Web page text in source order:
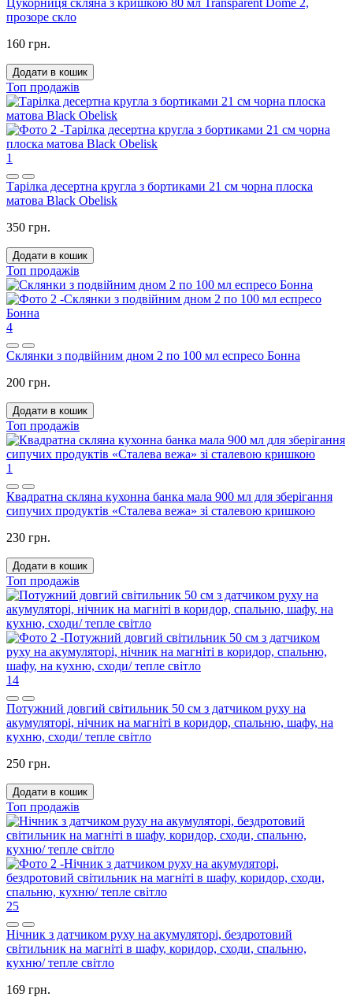
прозоре скло
160 грн.
Додати в кошик
Топ продажів
1
Тарілка десертна кругла з бортиками 21 см чорна плоска
матова Black Obelisk
350 грн.
Додати в кошик
Топ продажів
4
Склянки з подвійним дном 2 по 100 мл еспресо Бонна
200 грн.
Додати в кошик
Топ продажів
1
Квадратна скляна кухонна банка мала 900 мл для зберігання
сипучих продуктів «Сталева вежа» зі сталевою кришкою
230 грн.
Додати в кошик
Топ продажів
14
Потужний довгий світильник 50 см з датчиком руху на
акумуляторі, нічник на магніті в коридор, спальню, шафу, на
кухню, сходи/ тепле світло
250 грн.
Додати в кошик
Топ продажів
25
Нічник з датчиком руху на акумуляторі, бездротовий
світильник на магніті в шафу, коридор, сходи, спальню,
кухню/ тепле світло
169 грн.